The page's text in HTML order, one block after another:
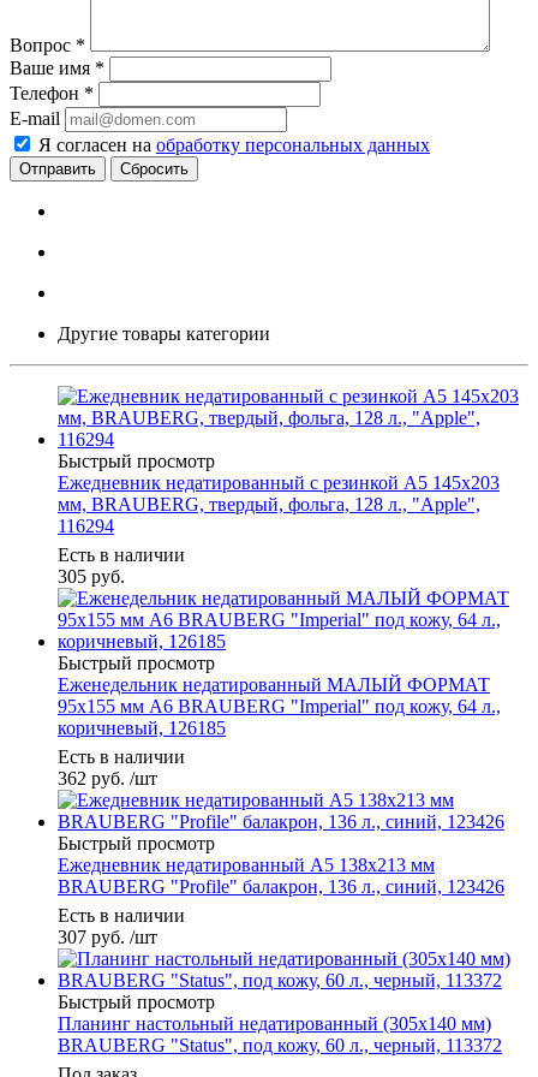
Вопрос *
Ваше имя *
Телефон *
E-mail
Я согласен на обработку персональных данных
Сбросить
Другие товары категории
Быстрый просмотр
Ежедневник недатированный с резинкой А5 145х203
мм, BRAUBERG, твердый, фольга, 128 л., "Apple",
116294
Есть в наличии
305 руб.
Быстрый просмотр
Еженедельник недатированный МАЛЫЙ ФОРМАТ
95х155 мм А6 BRAUBERG "Imperial" под кожу, 64 л.,
коричневый, 126185
Есть в наличии
362 руб. /шт
Быстрый просмотр
Ежедневник недатированный А5 138x213 мм
BRAUBERG "Profile" балакрон, 136 л., синий, 123426
Есть в наличии
307 руб. /шт
Быстрый просмотр
Планинг настольный недатированный (305x140 мм)
BRAUBERG "Status", под кожу, 60 л., черный, 113372